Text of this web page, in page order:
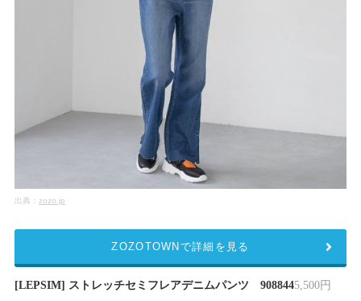
出典： zozo.jp
[LEPSIM] ストレッチセミフレアデニムパンツ 9088445,500円
ZOZOTOWNで詳細を見る